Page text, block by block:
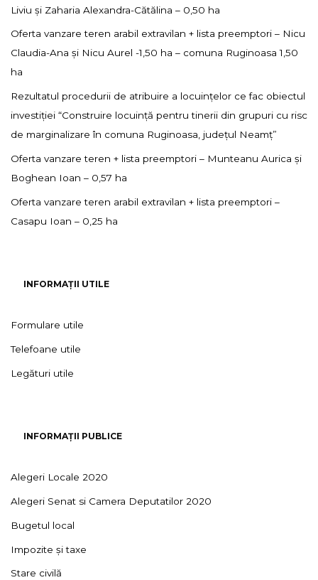
Liviu și Zaharia Alexandra-Cătălina – 0,50 ha
Oferta vanzare teren arabil extravilan + lista preemptori – Nicu
Claudia-Ana și Nicu Aurel -1,50 ha – comuna Ruginoasa 1,50
ha
Rezultatul procedurii de atribuire a locuințelor ce fac obiectul
investiției “Construire locuință pentru tinerii din grupuri cu risc
de marginalizare în comuna Ruginoasa, județul Neamț”
Oferta vanzare teren + lista preemptori – Munteanu Aurica și
Boghean Ioan – 0,57 ha
Oferta vanzare teren arabil extravilan + lista preemptori –
Casapu Ioan – 0,25 ha
INFORMAȚII UTILE
Formulare utile
Telefoane utile
Legături utile
INFORMAȚII PUBLICE
Alegeri Locale 2020
Alegeri Senat si Camera Deputatilor 2020
Bugetul local
Impozite și taxe
Stare civilă